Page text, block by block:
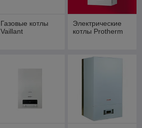
Газовые котлы
Vaillant
Электрические
котлы Protherm